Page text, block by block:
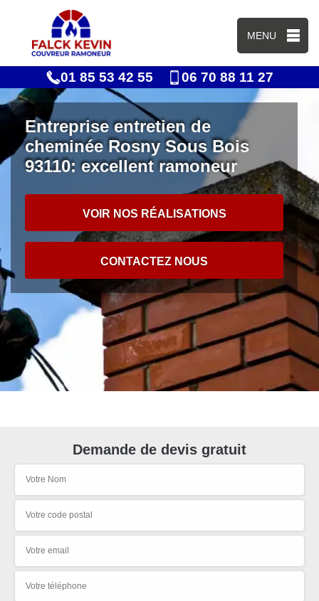
MENU
01 85 53 42 55 06 70 88 11 27
Entreprise entretien de
cheminée Rosny Sous Bois
93110: excellent ramoneur
VOIR NOS RÉALISATIONS
CONTACTEZ NOUS
Demande de devis gratuit